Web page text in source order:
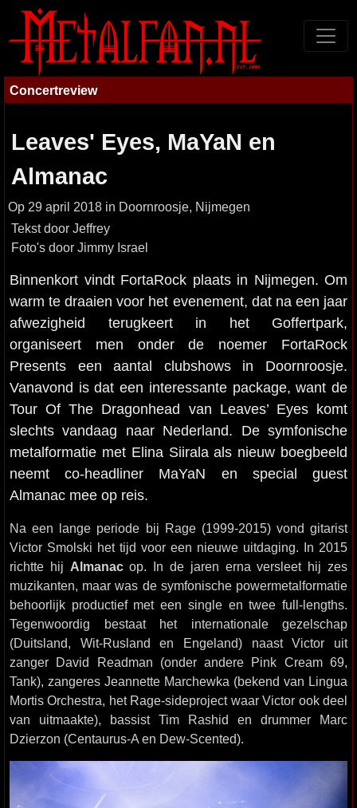
Concertreview
Leaves' Eyes, MaYaN en
Almanac
Op 29 april 2018 in Doornroosje, Nijmegen
Tekst door Jeffrey
Foto's door Jimmy Israel
Binnenkort vindt FortaRock plaats in Nijmegen. Om
warm te draaien voor het evenement, dat na een jaar
afwezigheid terugkeert in het Goffertpark,
organiseert men onder de noemer FortaRock
Presents een aantal clubshows in Doornroosje.
Vanavond is dat een interessante package, want de
Tour Of The Dragonhead van Leaves’ Eyes komt
slechts vandaag naar Nederland. De symfonische
metalformatie met Elina Siirala als nieuw boegbeeld
neemt co-headliner MaYaN en special guest
Almanac mee op reis.
Na een lange periode bij Rage (1999-2015) vond gitarist
Victor Smolski het tijd voor een nieuwe uitdaging. In 2015
richtte hij Almanacop. In de jaren erna versleet hij zes
muzikanten, maar was de symfonische powermetalformatie
behoorlijk productief met een single en twee full-lengths.
Tegenwoordig bestaat het internationale gezelschap
(Duitsland, Wit-Rusland en Engeland) naast Victor uit
zanger David Readman (onder andere Pink Cream 69,
Tank), zangeres Jeannette Marchewka (bekend van Lingua
Mortis Orchestra, het Rage-sideproject waar Victor ook deel
van uitmaakte), bassist Tim Rashid en drummer Marc
Dzierzon (Centaurus-A en Dew-Scented).